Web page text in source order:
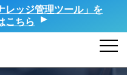
レッジ管理ツール」を
こちら